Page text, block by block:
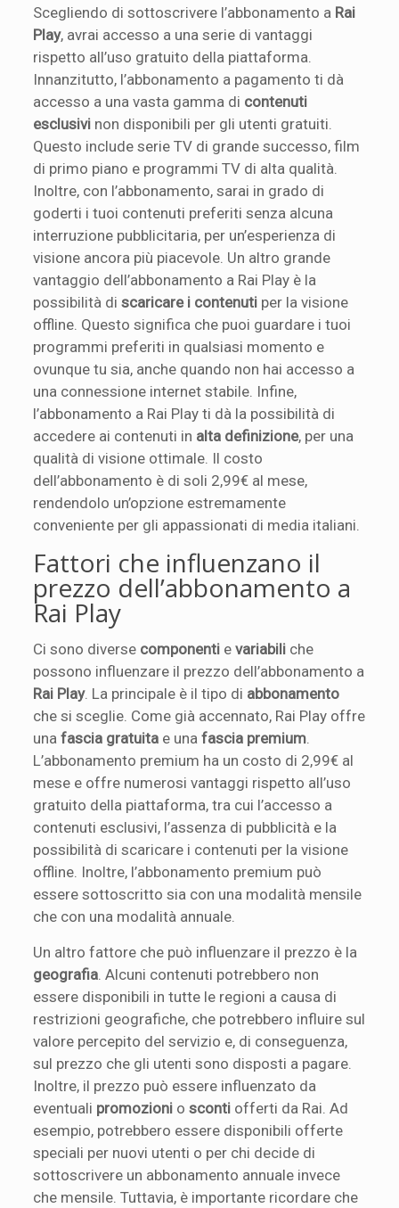
Scegliendo di sottoscrivere l’abbonamento a Rai
Play, avrai accesso a una serie di vantaggi
rispetto all’uso gratuito della piattaforma.
Innanzitutto, l’abbonamento a pagamento ti dà
accesso a una vasta gamma di contenuti
esclusivi non disponibili per gli utenti gratuiti.
Questo include serie TV di grande successo, film
di primo piano e programmi TV di alta qualità.
Inoltre, con l’abbonamento, sarai in grado di
goderti i tuoi contenuti preferiti senza alcuna
interruzione pubblicitaria, per un’esperienza di
visione ancora più piacevole. Un altro grande
vantaggio dell’abbonamento a Rai Play è la
possibilità discaricare i contenuti per la visione
offline. Questo significa che puoi guardare i tuoi
programmi preferiti in qualsiasi momento e
ovunque tu sia, anche quando non hai accesso a
una connessione internet stabile. Infine,
l’abbonamento a Rai Play ti dà la possibilità di
accedere ai contenuti in alta definizione, per una
qualità di visione ottimale. Il costo
dell’abbonamento è di soli 2,99€ al mese,
rendendolo un’opzione estremamente
conveniente per gli appassionati di media italiani.
Fattori che influenzano il
prezzo dell’abbonamento a
Rai Play
Ci sono diverse componenti evariabili che
possono influenzare il prezzo dell’abbonamento a
Rai Play. La principale è il tipo di abbonamento
che si sceglie. Come già accennato, Rai Play offre
unafascia gratuita e unafascia premium
L’abbonamento premium ha un costo di 2,99€ al
mese e offre numerosi vantaggi rispetto all’uso
gratuito della piattaforma, tra cui l’accesso a
contenuti esclusivi, l’assenza di pubblicità e la
possibilità di scaricare i contenuti per la visione
offline. Inoltre, l’abbonamento premium può
essere sottoscritto sia con una modalità mensile
che con una modalità annuale.
Un altro fattore che può influenzare il prezzo è la
geografia . Alcuni contenuti potrebbero non
essere disponibili in tutte le regioni a causa di
restrizioni geografiche, che potrebbero influire sul
valore percepito del servizio e, di conseguenza,
sul prezzo che gli utenti sono disposti a pagare.
Inoltre, il prezzo può essere influenzato da
eventuali promozioni osconti offerti da Rai. Ad
esempio, potrebbero essere disponibili offerte
speciali per nuovi utenti o per chi decide di
sottoscrivere un abbonamento annuale invece
che mensile. Tuttavia, è importante ricordare che